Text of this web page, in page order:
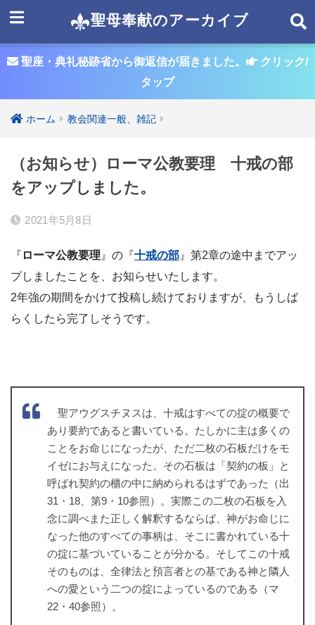
聖母奉献のアーカイブ
聖座・典礼秘跡省から御返信が届きました。
クリック/
タップ
ホーム 教会関連一般、雑記
（お知らせ）ローマ公教要理 十戒の部
をアップしました。
2021年5月8日
『 ローマ公教要理 』の『十戒の部 』第2章の途中までアッ
プしましたことを、お知らせいたします。
2年強の期間をかけて投稿し続けておりますが、もうしば
らくしたら完了しそうです。
聖アウグスチヌスは、十戒はすべての掟の概要で
あり要約であると書いている。たしかに主は多くの
ことをお命じになったが、ただ二枚の石板だけをモ
イゼにお与えになった。その石板は「契約の板」と
呼ばれ契約の櫃の中に納められるはずであった（出
31・18、第9・10参照）。実際この二枚の石板を入
念に調べまた正しく解釈するならば、神がお命じに
なった他のすべての事柄は、そこに書かれている十
の掟に基づいていることが分かる。そしてこの十戒
そのものは、全律法と預言者との基である神と隣人
への愛という二つの掟によっているのである（マ
22・40参照）。